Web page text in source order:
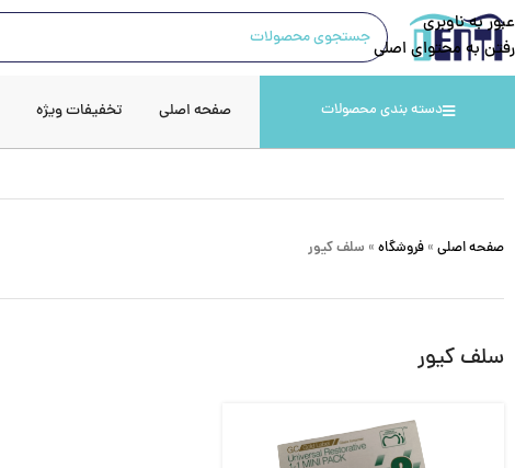
عبور به ناوبری
رفتن به محتوای اصلی
دسته بندی محصولات صفحه اصلی تخفیفات ویژه
صفحه اصلی » فروشگاه » سلف كيور
سلف كيور